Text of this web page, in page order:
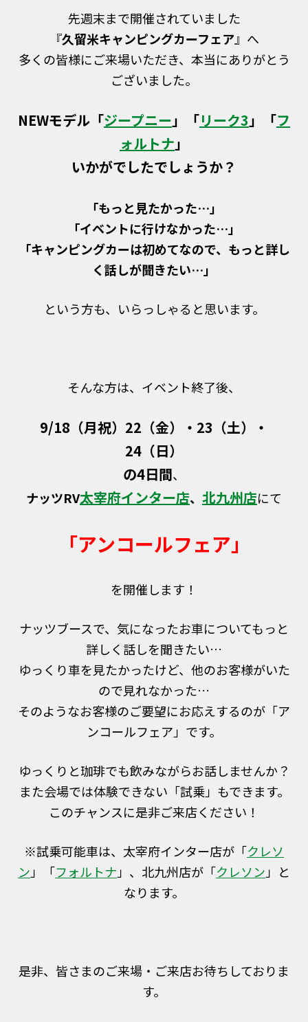
先週末まで開催されていました
『久留米キャンピングカーフェア』へ
多くの皆様にご来場いただき、本当にありがとう
ございました。
NEWモデル「ジープニー」「リーク3」「フ
ォルトナ」
いかがでしたでしょうか？
「もっと見たかった…」
「イベントに行けなかった…」
「キャンピングカーは初めてなので、もっと詳し
く話しが聞きたい…」
という方も、いらっしゃると思います。
そんな方は、イベント終了後、
9/18（月祝）22（金）・23（土）・
24（日）
の4日間、
ナッツRV太宰府インター店、 北九州店にて
「アンコールフェア」
を開催します！
ナッツブースで、気になったお車についてもっと
詳しく話しを聞きたい…
ゆっくり車を見たかったけど、他のお客様がいた
ので見れなかった…
そのようなお客様のご要望にお応えするのが「ア
ンコールフェア」です。
ゆっくりと珈琲でも飲みながらお話しませんか？
また会場では体験できない「試乗」もできます。
このチャンスに是非ご来店ください！
※試乗可能車は、太宰府インター店が「クレソ
ン 」「フォルトナ 」、北九州店が「クレソン 」と
なります。
是非、皆さまのご来場・ご来店お待ちしておりま
す。